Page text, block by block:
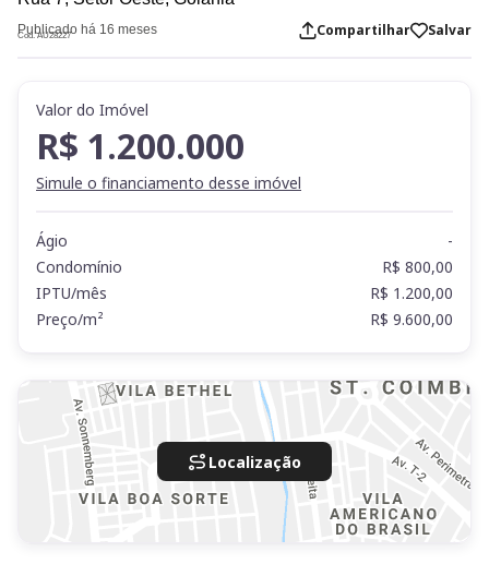
Publicado há 16 meses
Cod. AU28227 Compartilhar Salvar
Valor do Imóvel
R$ 1.200.000
Simule o financiamento desse imóvel
Ágio
-
Condomínio
R$ 800,00
IPTU/mês
R$ 1.200,00
Preço/m²
R$ 9.600,00
Localização